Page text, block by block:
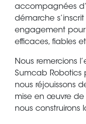
accompagnées
démarche
engagement pour
efficaces, fiables
Nous remercions
Sumcab Robotics
nous réjouissons
mise en œuvre de
nous construirons